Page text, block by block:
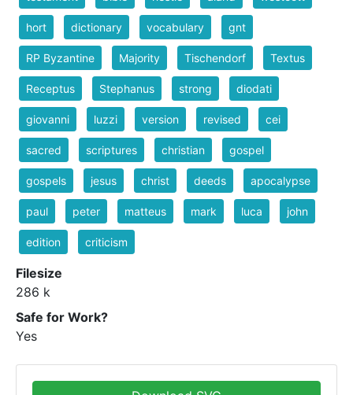
hort dictionary vocabulary gnt
RP Byzantine Majority Tischendorf Textus
Receptus Stephanus strong diodati
giovanni luzzi version revised cei
sacred scriptures christian gospel
gospels jesus christ deeds apocalypse
paul peter matteus mark luca john
edition criticism
Filesize
286 k
Safe for Work?
Yes